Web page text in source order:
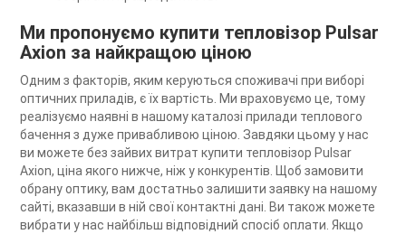
Ми пропонуємо купити тепловізор Pulsar
Axion за найкращою ціною
Одним з факторів, яким керуються споживачі при виборі
оптичних приладів, є їх вартість. Ми враховуємо це, тому
реалізуємо наявні в нашому каталозі прилади теплового
бачення з дуже привабливою ціною. Завдяки цьому у нас
ви можете без зайвих витрат купити тепловізор Pulsar
Axion, ціна якого нижче, ніж у конкурентів. Щоб замовити
обрану оптику, вам достатньо залишити заявку на нашому
сайті, вказавши в ній свої контактні дані. Ви також можете
вибрати у нас найбільш відповідний спосіб оплати. Якщо